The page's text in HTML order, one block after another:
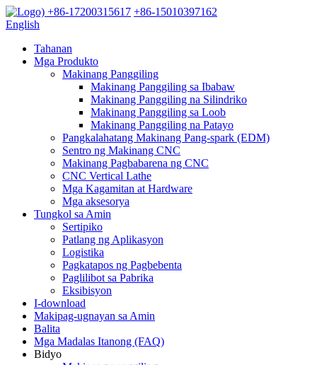
+86-17200315617 +86-15010397162
English
Tahanan
Mga Produkto
Makinang Panggiling
Makinang Panggiling sa Ibabaw
Makinang Panggiling na Silindriko
Makinang Panggiling sa Loob
Makinang Panggiling na Patayo
Pangkalahatang Makinang Pang-spark (EDM)
Sentro ng Makinang CNC
Makinang Pagbabarena ng CNC
CNC Vertical Lathe
Mga Kagamitan at Hardware
Mga aksesorya
Tungkol sa Amin
Sertipiko
Patlang ng Aplikasyon
Logistika
Pagkatapos ng Pagbebenta
Paglilibot sa Pabrika
Eksibisyon
I-download
Makipag-ugnayan sa Amin
Balita
Mga Madalas Itanong (FAQ)
Bidyo